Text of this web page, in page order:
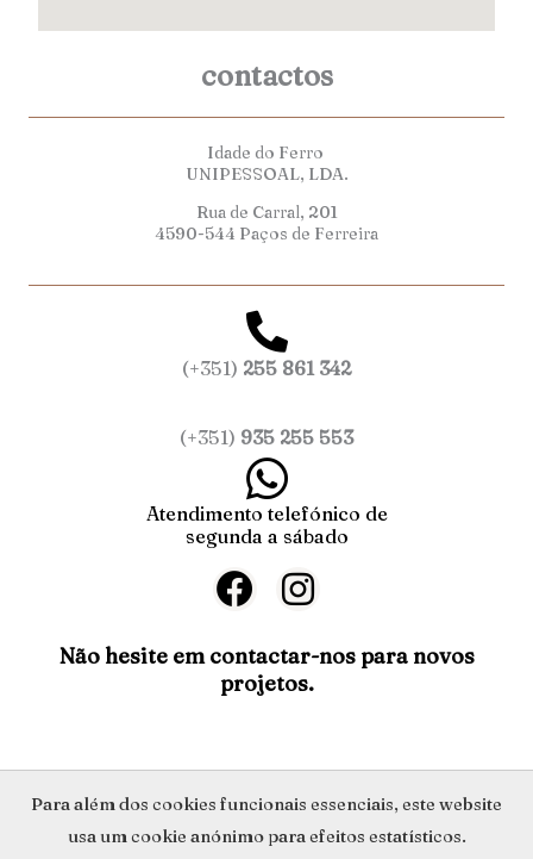
contactos
Idade do Ferro
UNIPESSOAL, LDA.
Rua de Carral, 201
4590-544 Paços de Ferreira
(+351) 255 861 342
(+351) 935 255 553
Atendimento telefónico de
segunda a sábado
F
a
c
e
o
o
k
I
n
s
t
g
r
a
Não hesite em contactar-nos para novos
projetos.
Política de Privacidade
Para além dos cookies funcionais essenciais, este website
usa um cookie anónimo para efeitos estatísticos.